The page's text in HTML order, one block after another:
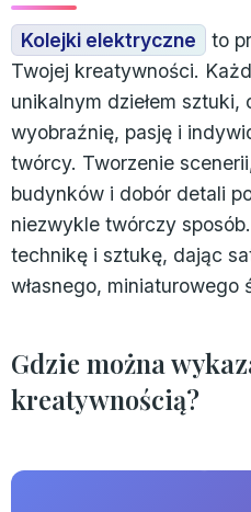
Kolejki elektryczne
to
Twojej kreatywności.
unikalnym dziełem
wyobraźnię, pasję i
twórcy. Tworzenie
budynków i dobór detali
niezwykle twórczy
technikę i sztukę, dając
własnego, miniaturowego
Gdzie można
kreatywnością?